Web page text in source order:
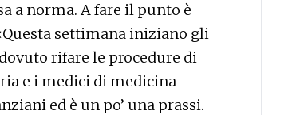
a norma. A fare il punto è
settimana iniziano gli
rifare le procedure di
e i medici di medicina
ed è un po’ una prassi.